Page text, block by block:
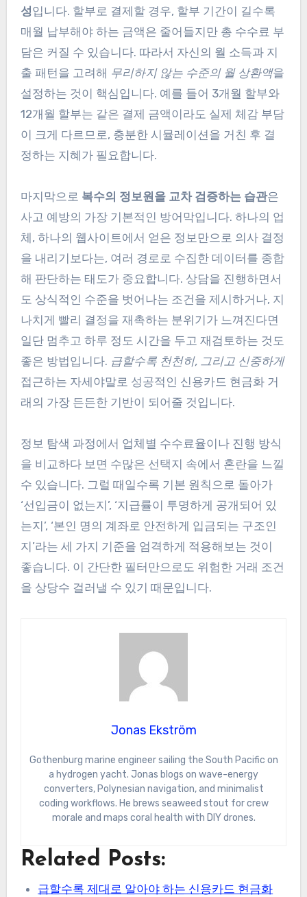
성입니다. 할부로 결제할 경우, 할부 기간이 길수록
매월 납부해야 하는 금액은 줄어들지만 총 수수료 부
담은 커질 수 있습니다. 따라서 자신의 월 소득과 지
출 패턴을 고려해 무리하지 않는 수준의 월 상환액을
설정하는 것이 핵심입니다. 예를 들어 3개월 할부와
12개월 할부는 같은 결제 금액이라도 실제 체감 부담
이 크게 다르므로, 충분한 시뮬레이션을 거친 후 결
정하는 지혜가 필요합니다.
마지막으로 복수의 정보원을 교차 검증하는 습관은
사고 예방의 가장 기본적인 방어막입니다. 하나의 업
체, 하나의 웹사이트에서 얻은 정보만으로 의사 결정
을 내리기보다는, 여러 경로로 수집한 데이터를 종합
해 판단하는 태도가 중요합니다. 상담을 진행하면서
도 상식적인 수준을 벗어나는 조건을 제시하거나, 지
나치게 빨리 결정을 재촉하는 분위기가 느껴진다면
일단 멈추고 하루 정도 시간을 두고 재검토하는 것도
좋은 방법입니다. 급할수록 천천히, 그리고 신중하게
접근하는 자세야말로 성공적인 신용카드 현금화 거
래의 가장 든든한 기반이 되어줄 것입니다.
정보 탐색 과정에서 업체별 수수료율이나 진행 방식
을 비교하다 보면 수많은 선택지 속에서 혼란을 느낄
수 있습니다. 그럴 때일수록 기본 원칙으로 돌아가
‘선입금이 없는지’, ‘지급률이 투명하게 공개되어 있
는지’, ‘본인 명의 계좌로 안전하게 입금되는 구조인
지’라는 세 가지 기준을 엄격하게 적용해보는 것이
좋습니다. 이 간단한 필터만으로도 위험한 거래 조건
을 상당수 걸러낼 수 있기 때문입니다.
Jonas Ekström
Gothenburg marine engineer sailing the South Pacific on
a hydrogen yacht. Jonas blogs on wave-energy
converters, Polynesian navigation, and minimalist
coding workflows. He brews seaweed stout for crew
morale and maps coral health with DIY drones.
Related Posts:
급할수록 제대로 알아야 하는 신용카드 현금화